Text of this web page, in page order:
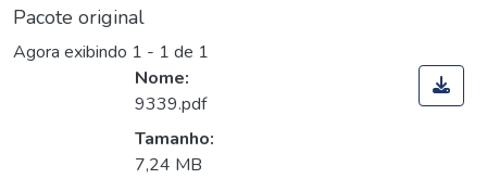
Pacote original
Agora exibindo 1 - 1 de 1
Nome:
9339.pdf
Tamanho:
7,24 MB